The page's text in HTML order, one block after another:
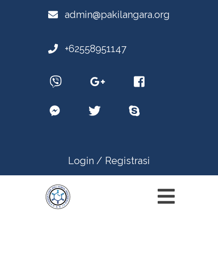
admin@pakilangara.org
+62558951147
Login / Registrasi